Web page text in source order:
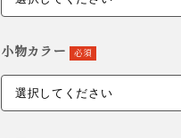
小物カラー 必須